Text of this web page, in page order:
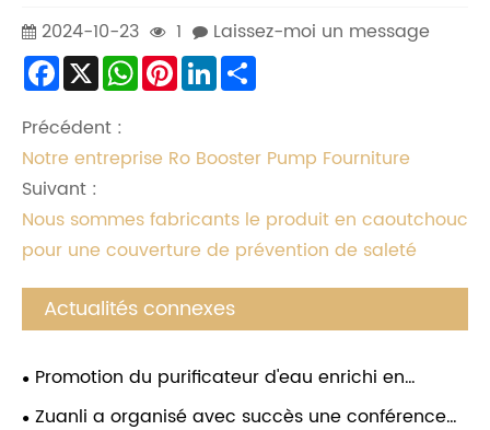
2024-10-23 1
Laissez-moi un message
Facebook
X WhatsApp
PinterestLinkedIn
Précédent :
Notre entreprise Ro Booster Pump Fourniture
Suivant :
Nous sommes fabricants le produit en caoutchouc
pour une couverture de prévention de saleté
Actualités connexes
Promotion du purificateur d'eau enrichi en
hydrogène
Zuanli a organisé avec succès une conférence